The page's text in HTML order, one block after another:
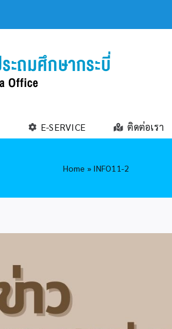
E-SERVICE ติดต่อเรา
Home » INFO11-2